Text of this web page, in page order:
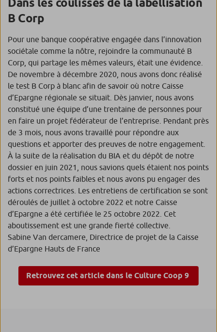
B Corp
Pour une banque coopérative engagée dans l’innovation
sociétale comme la nôtre, rejoindre la communauté B
Corp, qui partage les mêmes valeurs, était une évidence.
De novembre à décembre 2020, nous avons donc réalisé
le test B Corp à blanc afin de savoir où notre Caisse
d’Epargne régionale se situait. Dès janvier, nous avons
constitué une équipe d’une trentaine de personnes pour
en faire un projet fédérateur de l’entreprise. Pendant près
de 3 mois, nous avons travaillé pour répondre aux
questions et apporter des preuves de notre engagement.
À la suite de la réalisation du BIA et du dépôt de notre
dossier en juin 2021, nous savions quels étaient nos points
forts et nos points faibles et nous avons pu engager des
actions correctrices. Les entretiens de certification se sont
déroulés de juillet à octobre 2022 et notre Caisse
d’Epargne a été certifiée le 25 octobre 2022. Cet
aboutissement est une grande fierté collective.
Sabine Van dercamere, Directrice de projet de la Caisse
d’Epargne Hauts de France
Retrouvez cet article dans le Culture Coop 9